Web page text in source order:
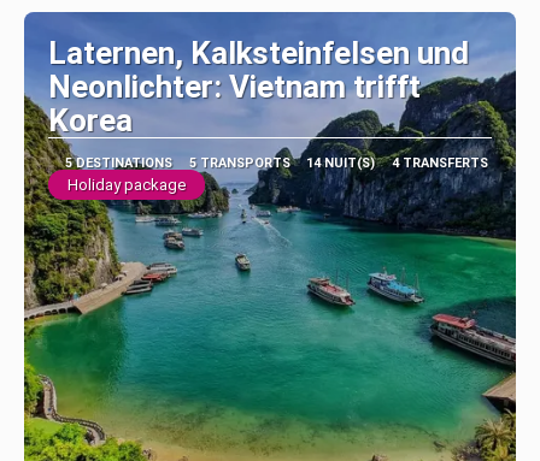
Laternen, Kalksteinfelsen und
Neonlichter: Vietnam trifft
Korea
5 DESTINATIONS 5 TRANSPORTS 14 NUIT(S) 4 TRANSFERTS
Holiday package